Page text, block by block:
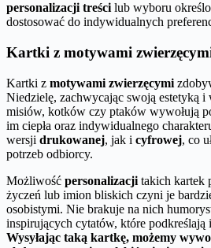
personalizacji treścilub wyboru
dostosować do indywidualnych
Kartki z motywami
Kartki z motywami zwierzęcymi
Niedzielę, zachwycając swoją estetyką
misiów, kotków czy ptaków wywołują
im ciepła oraz indywidualnego
wersji drukowanej, jak i cyfrowej, co
potrzeb odbiorcy.
Możliwość personalizacji takich kartek
życzeń lub imion bliskich czyni je
osobistymi. Nie brakuje na nich
inspirujących cytatów, które podkreślają
Wysyłając taką kartkę, możemy